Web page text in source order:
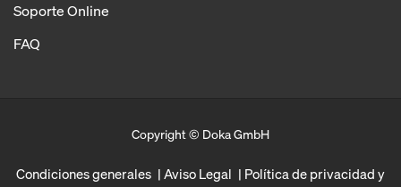
Soporte Online
FAQ
Copyright © Doka GmbH
Condiciones generales Aviso Legal
Política de privacidad y